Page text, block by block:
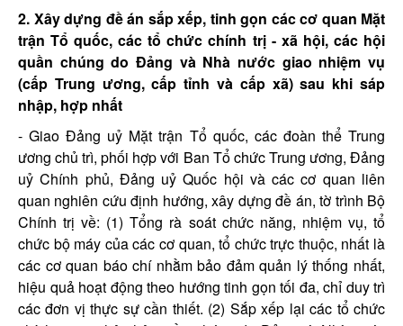
2. Xây dựng đề án sắp xếp, tinh gọn các cơ quan Mặt
trận Tổ quốc, các tổ chức chính trị - xã hội, các hội
quần chúng do Đảng và Nhà nước giao nhiệm vụ
(cấp Trung ương, cấp tỉnh và cấp xã) sau khi sáp
nhập, hợp nhất
- Giao Đảng uỷ Mặt trận Tổ quốc, các đoàn thể Trung
ương chủ trì, phối hợp với Ban Tổ chức Trung ương, Đảng
uỷ Chính phủ, Đảng uỷ Quốc hội và các cơ quan liên
quan nghiên cứu định hướng, xây dựng đề án, tờ trình Bộ
Chính trị về: (1) Tổng rà soát chức năng, nhiệm vụ, tổ
chức bộ máy của các cơ quan, tổ chức trực thuộc, nhất là
các cơ quan báo chí nhằm bảo đảm quản lý thống nhất,
hiệu quả hoạt động theo hướng tinh gọn tối đa, chỉ duy trì
các đơn vị thực sự cần thiết. (2) Sắp xếp lại các tổ chức